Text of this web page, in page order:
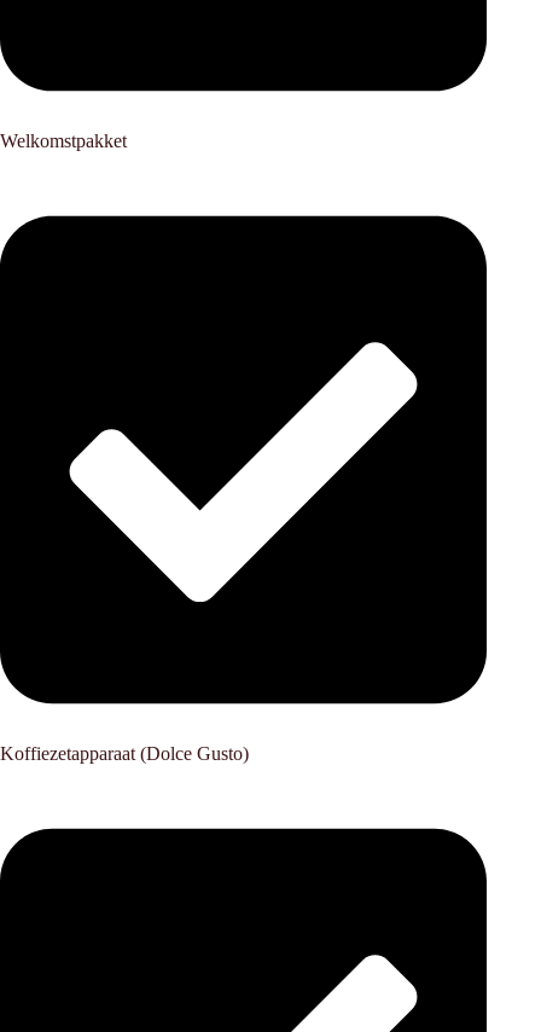
Welkomstpakket
Koffiezetapparaat (Dolce Gusto)